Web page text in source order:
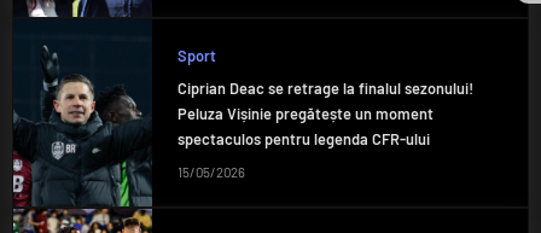
Sport
Ciprian Deac se retrage la finalul sezonului!
Peluza Vișinie pregătește un moment
spectaculos pentru legenda CFR-ului
15/05/2026